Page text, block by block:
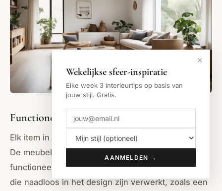
Functioneel en doordacht Design
Elk item in een Japandi woonkamer dient een doel.
De meubels zijn niet alleen mooi, maar ook uiterst
functioneel. Denk aan slimme opbergoplossingen
die naadloos in het design zijn verwerkt, zoals een
×
Wekelijkse sfeer-inspiratie
Elke week 3 interieurtips op basis van
jouw stijl. Gratis.
AANMELDEN →